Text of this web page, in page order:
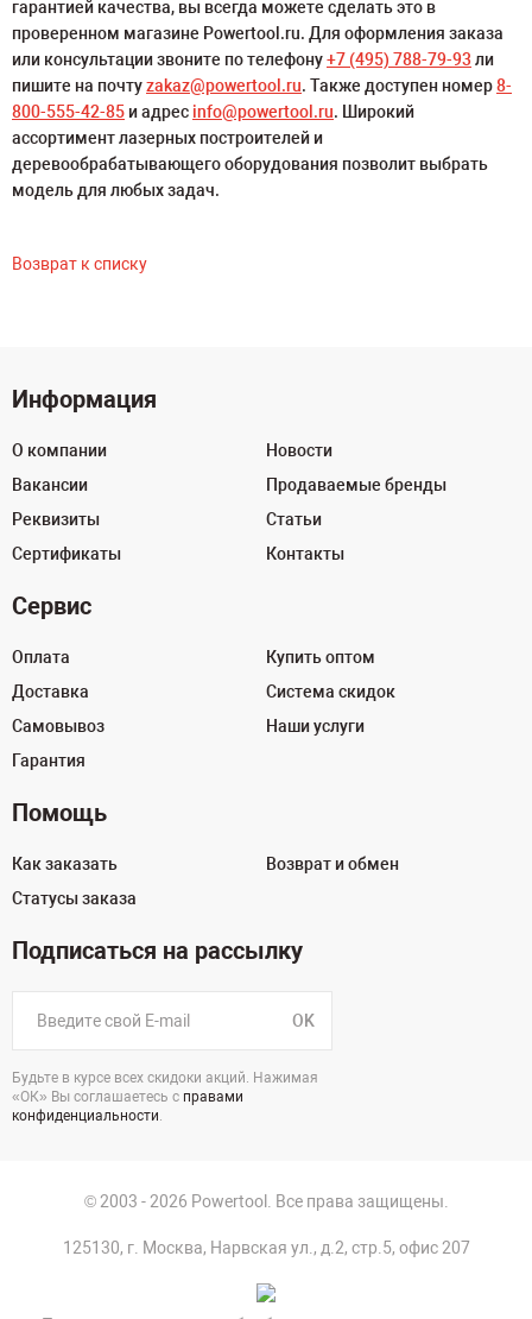
гарантией качества, вы всегда можете сделать это в
проверенном магазине Powertool.ru. Для оформления заказа
или консультации звоните по телефону+7 (495) 788-79-93 ли
пишите на почтуzakaz@powertool.ru. Также доступен номер8-
800-555-42-85 и адрес info@powertool.ru. Широкий
ассортимент лазерных построителей и
деревообрабатывающего оборудования позволит выбрать
модель для любых задач.
Возврат к списку
Информация
О компании
Вакансии
Реквизиты
Сертификаты
Новости
Продаваемые бренды
Статьи
Контакты
Сервис
Оплата
Доставка
Самовывоз
Гарантия
Купить оптом
Система скидок
Наши услуги
Помощь
Как заказать
Статусы заказа
Возврат и обмен
Подписаться на рассылку
OK
Будьте в курсе всех скидоки акций. Нажимая
«ОК» Вы соглашаетесь с правами
конфиденциальности.
© 2003 - 2026 Powertool. Все права защищены.
125130, г. Москва, Нарвская ул., д.2, стр.5, офис 207